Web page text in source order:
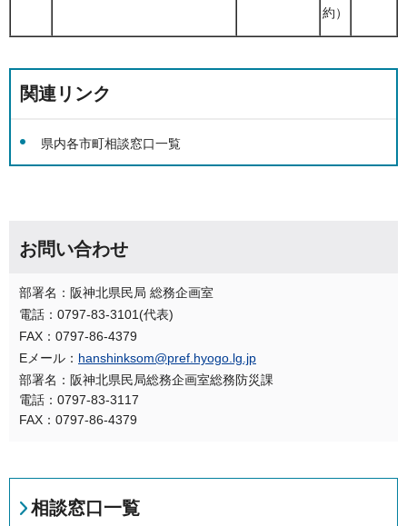
約）
関連リンク
県内各市町相談窓口一覧
お問い合わせ
部署名：阪神北県民局 総務企画室
電話：0797-83-3101(代表)
FAX：0797-86-4379
Eメール： hanshinksom@pref.hyogo.lg.jp
部署名：阪神北県民局総務企画室総務防災課
電話：0797-83-3117
FAX：0797-86-4379
相談窓口一覧